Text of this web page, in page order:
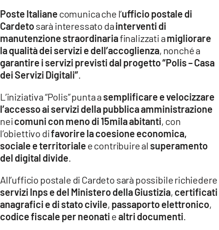
LaC
Network
LACPLAY.IT
LACTV.IT
LACITYMAG.IT
ILREGGINO.IT
COSENZACHANNEL.IT
CATANZAROCHANNEL.IT
LACAPITALENEWS.IT
Poste Italiane comunica che l’ufficio postale di
Cardetosarà interessato dainterventi di
manutenzione straordinariafinalizzati amigliorare
la qualità dei servizi e dell’accoglienza, nonché a
garantire i servizi previsti dal progetto “Polis – Casa
dei Servizi Digitali”
L’iniziativa “Polis” punta a semplificare e velocizzare
l’accesso ai servizi della pubblica amministrazione
neicomuni con meno di 15mila abitanti, con
l’obiettivo difavorire la coesione economica,
sociale e territoriale e contribuire al superamento
del digital divide
All’ufficio postale di Cardeto sarà possibile richiedere
servizi Inps e del Ministero della Giustizia, certificati
anagrafici e di stato civile, passaporto elettronico,
codice fiscale per neonati ealtri documenti